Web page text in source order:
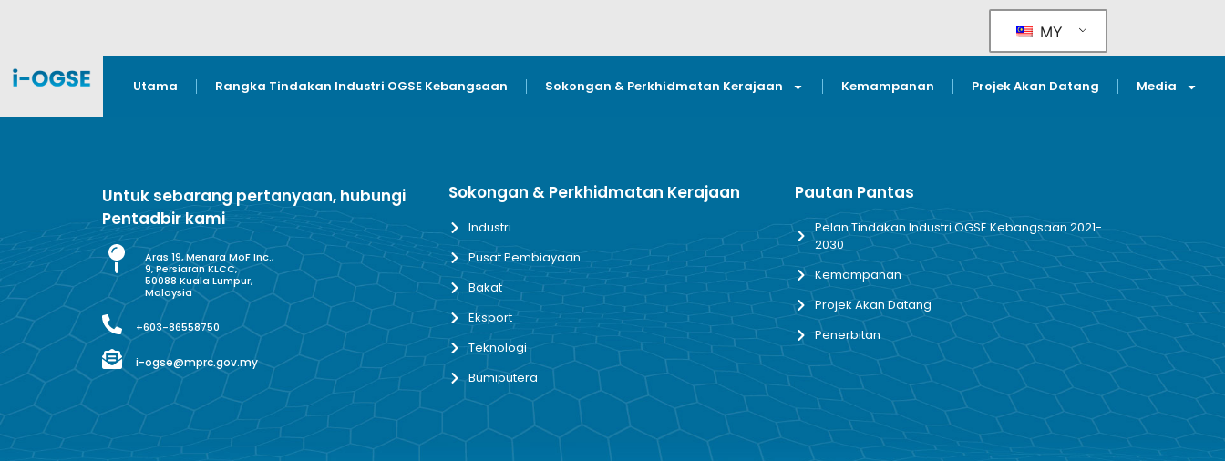
MY
Utama Rangka Tindakan Industri OGSE Kebangsaan Sokongan & Perkhidmatan Kerajaan Kemampanan Projek Akan Datang Media
Untuk sebarang pertanyaan, hubungi
Pentadbir kami
Aras 19, Menara MoF Inc.,
9, Persiaran KLCC,
50088 Kuala Lumpur,
Malaysia
+603-86558750
i-ogse@mprc.gov.my
Sokongan & Perkhidmatan Kerajaan
Industri
Pusat Pembiayaan
Bakat
Eksport
Teknologi
Bumiputera
Pautan Pantas
Pelan Tindakan Industri OGSE Kebangsaan 2021-
2030
Kemampanan
Projek Akan Datang
Penerbitan